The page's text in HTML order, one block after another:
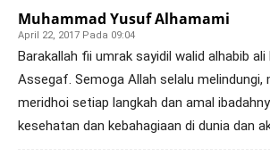
Muhammad Yusuf Alhamami
April 22, 2017 Pada 09:04
Barakallah fii umrak sayidil walid alhabib
Assegaf. Semoga Allah selalu melindungi,
meridhoi setiap langkah dan amal
kesehatan dan kebahagiaan di dunia dan